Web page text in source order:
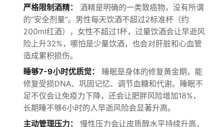
严格限制酒精：
酒精是明确的一类致癌物，没有所谓
的“安全剂量”。男性每天饮酒不超过2标准杯（约
200ml红酒），女性不超过1杯，过量饮酒会让早逝风
险上升32%，哪怕是少量饮酒，也会对肝脏和心血管
造成累积损伤。
睡够7-9小时优质觉：
睡眠是身体的修复黄金期，能
修复受损DNA、巩固记忆、调节血糖和代谢。睡眠不
足不仅会让免疫力下降，还会让肥胖风险增加18%，
长期睡不够6小时的人早逝风险会显著升高。
主动管理压力：
慢性压力会让皮质醇水平持续升高，